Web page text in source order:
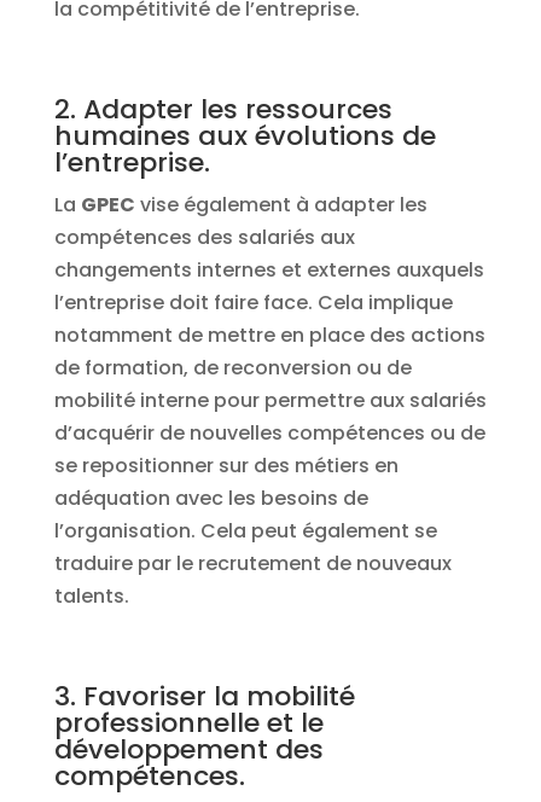
la compétitivité de l’entreprise.
2. Adapter les ressources
humaines aux évolutions de
l’entreprise.
La GPEC vise également à adapter les
compétences des salariés aux
changements internes et externes auxquels
l’entreprise doit faire face. Cela implique
notamment de mettre en place des actions
de formation, de reconversion ou de
mobilité interne pour permettre aux salariés
d’acquérir de nouvelles compétences ou de
se repositionner sur des métiers en
adéquation avec les besoins de
l’organisation. Cela peut également se
traduire par le recrutement de nouveaux
talents.
3. Favoriser la mobilité
professionnelle et le
développement des
compétences.